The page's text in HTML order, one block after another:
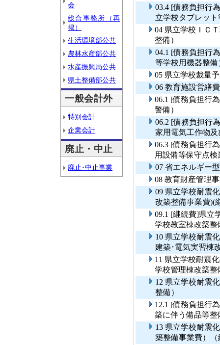
会
総合事務所（再
掲）
生活環境部公共
農林水産部公共
水産振興局公共
県土整備部公共
一般会計外
特別会計
企業会計
廃止・中止
廃止･中止事業
03.4 [債務負担行
立学校タブレッ
04 県立学校ＩＣ
整備）
04.1 [債務負担行
等学校用機器整備
05 県立学校裁量
06 教育施設営繕費
06.1 [債務負担行
警備）
06.2 [債務負担行
家用電気工作物
06.3 [債務負担行
用設備等保守点検
07 省エネルギー
08 教育財産管理
09 県立学校耐震
改築整備事業費)(
09.1 [継続費]県立
学校教室棟改築整
10 県立学校耐震
建築･電気実習棟
11 県立学校耐震
学校管理棟改築
12 県立学校耐震
整備）
12.1 [債務負担行
築に伴う備品等整
13 県立学校耐震
築整備事業費）（